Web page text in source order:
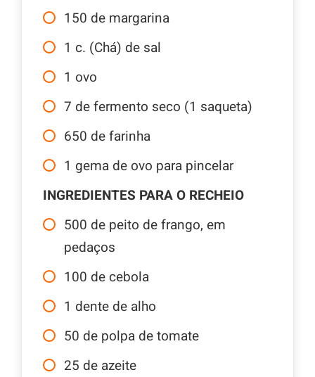
150 de margarina
1 c. (Chá) de sal
1 ovo
7 de fermento seco (1 saqueta)
650 de farinha
1 gema de ovo para pincelar
INGREDIENTES PARA O RECHEIO
500 de peito de frango, em
pedaços
100 de cebola
1 dente de alho
50 de polpa de tomate
25 de azeite